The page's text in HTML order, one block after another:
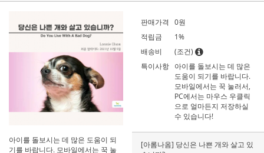
아이를 돌보시는 데 많은 도움이 되
기를 바랍니다. 모바일에서는 꾹 눌
판매가격 0원
적립금
1%
배송비
(조건)
특이사항 아이를 돌보시는 데 많은
도움이 되기를 바랍니다.
모바일에서는 꾹 눌러서,
PC에서는 마우스 우클릭
으로 얼마든지 저장하실
수 있습니다!
[아롬나옴] 당신은 나쁜 개와 살고 있